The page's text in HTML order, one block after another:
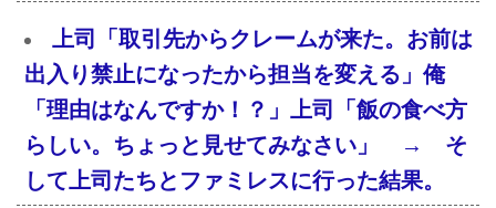
上司「取引先からクレームが来た。お前は
出入り禁止になったから担当を変える」俺
「理由はなんですか！？」上司「飯の食べ方
らしい。ちょっと見せてみなさい」 → そ
して上司たちとファミレスに行った結果。